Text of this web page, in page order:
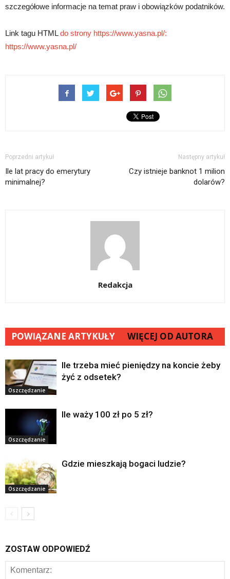
szczegółowe informacje na temat praw i obowiązków podatników.
Link tagu HTMLdo strony https://www.yasna.pl/:
https://www.yasna.pl/
Poprzedni artykuł
Ile lat pracy do emerytury
minimalnej?
Następny artykuł
Czy istnieje banknot 1 milion
dolarów?
Redakcja
POWIĄZANE ARTYKUŁY WIĘCEJ OD AUTORA
Oszczędzanie
Ile trzeba mieć pieniędzy na koncie żeby
żyć z odsetek?
Oszczędzanie
Ile waży 100 zł po 5 zł?
Oszczędzanie
Gdzie mieszkają bogaci ludzie?
ZOSTAW ODPOWIEDŹ